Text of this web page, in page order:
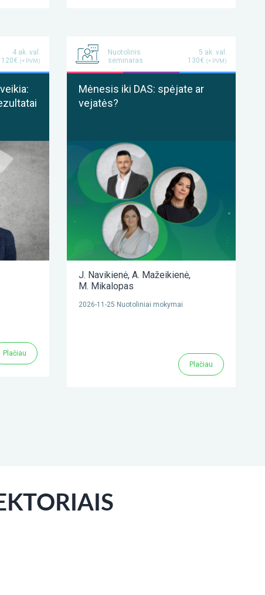
4 ak. val.
120€ (+ PVM)
Plačiau
Nuotolinis
seminaras
5 ak. val.
130€ (+ PVM)
Mėnesis iki DAS: spėjate ar
vejatės?
J. Navikienė, A. Mažeikienė,
M. Mikalopas
2026-11-25 Nuotoliniai mokymai
Plačiau